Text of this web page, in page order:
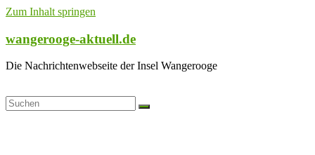
Zum Inhalt springen
wangerooge-aktuell.de
Die Nachrichtenwebseite der Insel Wangerooge